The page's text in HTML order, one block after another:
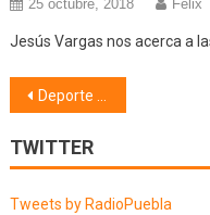
25 octubre, 2018 Félix
Jesús Vargas nos acerca a
Navegación
de
entradas
Deporte (14/05/18)
TWITTER
Tweets by RadioPuebla